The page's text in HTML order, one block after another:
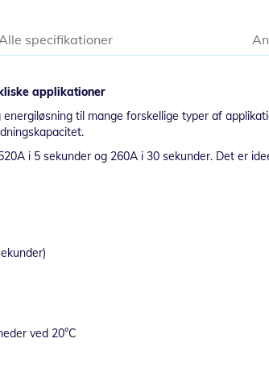
applikationer
til mange forskellige typer af
i 5 sekunder og 260A i 30 sekunder. Det er
ved 20°C
specifikationer